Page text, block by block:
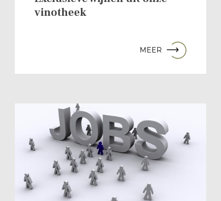
vinotheek
MEER